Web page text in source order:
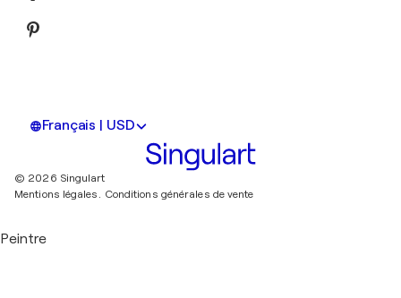
Français | USD
© 2026 Singulart
Mentions légales. Conditions générales de vente
Peintre